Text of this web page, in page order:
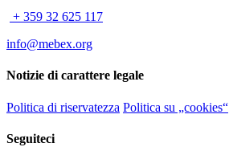
+ 359 32 625 117
info@mebex.org
Notizie di carattere legale
Politica di riservatezza Politica su „cookies“
Seguiteci